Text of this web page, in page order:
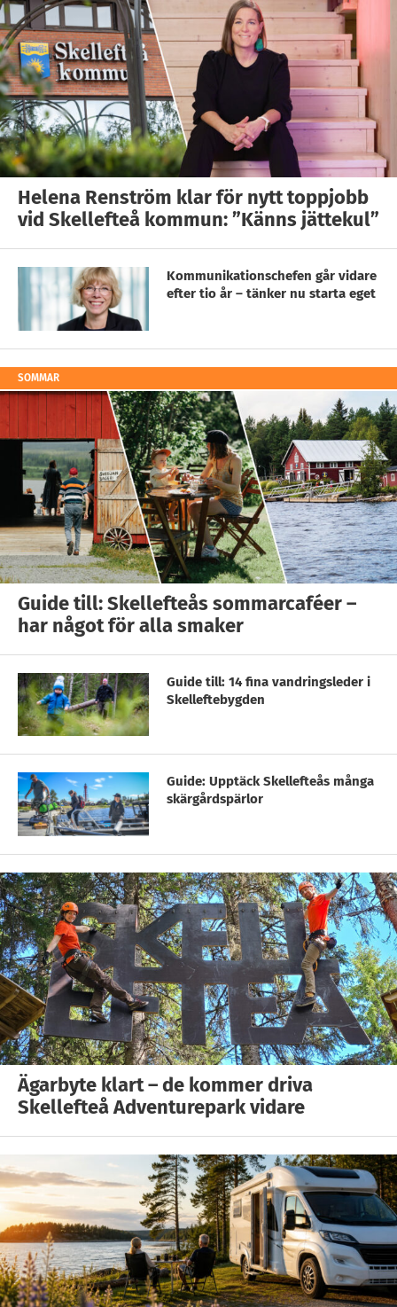
Helena Renström klar för nytt toppjobb
vid Skellefteå kommun: ”Känns jättekul”
Kommunikationschefen går vidare
efter tio år – tänker nu starta eget
SOMMAR
Guide till: Skellefteås sommarcaféer –
har något för alla smaker
Guide till: 14 fina vandringsleder i
Skelleftebygden
Guide: Upptäck Skellefteås många
skärgårdspärlor
Ägarbyte klart – de kommer driva
Skellefteå Adventurepark vidare